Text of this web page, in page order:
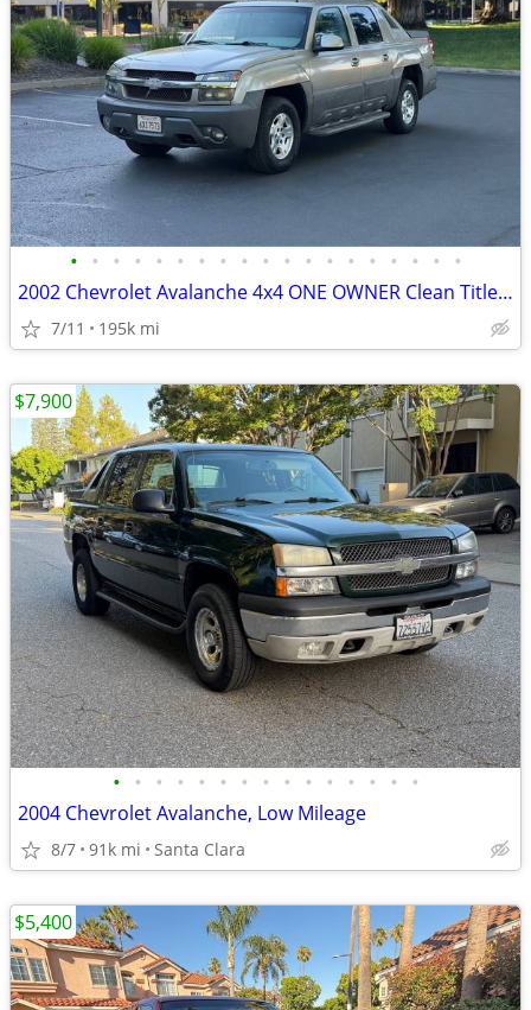
• • • • • • • • • • • • • • • • • • •
2002 Chevrolet Avalanche 4x4 ONE OWNER Clean Title Runs Good SMOG DONE
7/11 195k mi
• • • • • • • • • • • • • • •
2004 Chevrolet Avalanche, Low Mileage
8/7 91k mi Santa Clara
$7,900
$5,400